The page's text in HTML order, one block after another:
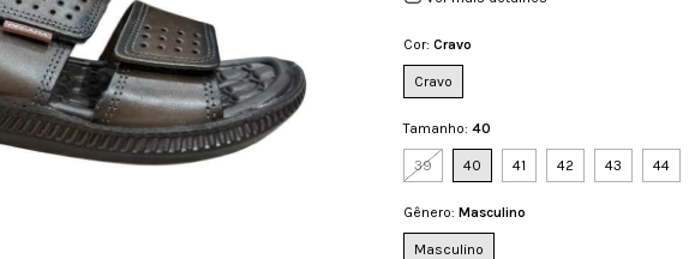
Cor: Cravo
Cravo
Tamanho: 40
39 40 41 42 43 44
Gênero: Masculino
Masculino